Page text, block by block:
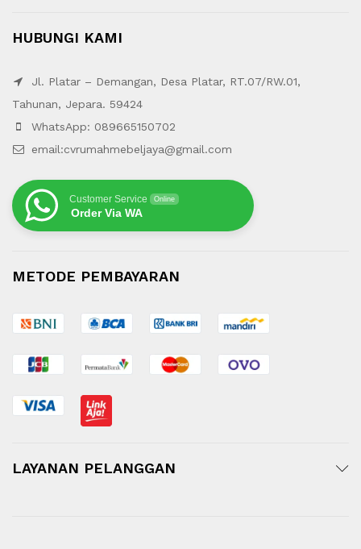
HUBUNGI KAMI
Jl. Platar – Demangan, Desa Platar, RT.07/RW.01,
Tahunan, Jepara. 59424
WhatsApp: 089665150702
email:cvrumahmebeljaya@gmail.com
Customer Service Online
Order Via WA
METODE PEMBAYARAN
LAYANAN PELANGGAN